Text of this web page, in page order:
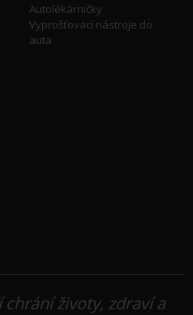
Autolékárničky
Vyprošťovací nástroje do
auta
životy, zdraví a